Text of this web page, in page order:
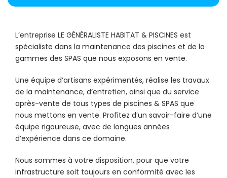
L’entreprise LE GÉNÉRALISTE HABITAT & PISCINES est
spécialiste dans la maintenance des piscines et de la
gammes des SPAS que nous exposons en vente.
Une équipe d’artisans expérimentés, réalise les travaux
de la maintenance, d’entretien, ainsi que du service
après-vente de tous types de piscines & SPAS que
nous mettons en vente. Profitez d’un savoir-faire d’une
équipe rigoureuse, avec de longues années
d’expérience dans ce domaine.
Nous sommes à votre disposition, pour que votre
infrastructure soit toujours en conformité avec les